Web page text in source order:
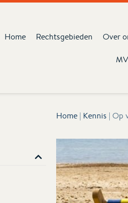
Home Rechtsgebieden Over
Home | Kennis | Op